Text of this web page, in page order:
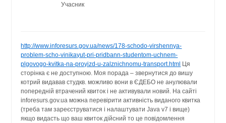
Учасник
http://www.inforesurs.gov.ua/news/178-schodo-virshennya-
problem-scho-vinikayut-pri-pridbann-studentom-uchnem-
plgovogo-kvitka-na-proyizd-u-zalznichnomu-transport.html Ця
сторінка є не доступною. Моя порада – звернутися до вишу
котрий видавав студкв. можливо вони в ЄДЕБО не анулювали
попередній втрачений квиток і не активували новий. На сайті
inforesurs.gov.ua можна перевірити активність виданого квитка
(треба там зареєструватися і налаштувати Java v7 і вище)
якщо видасть що ваш квиток дійсний то це повідомлення